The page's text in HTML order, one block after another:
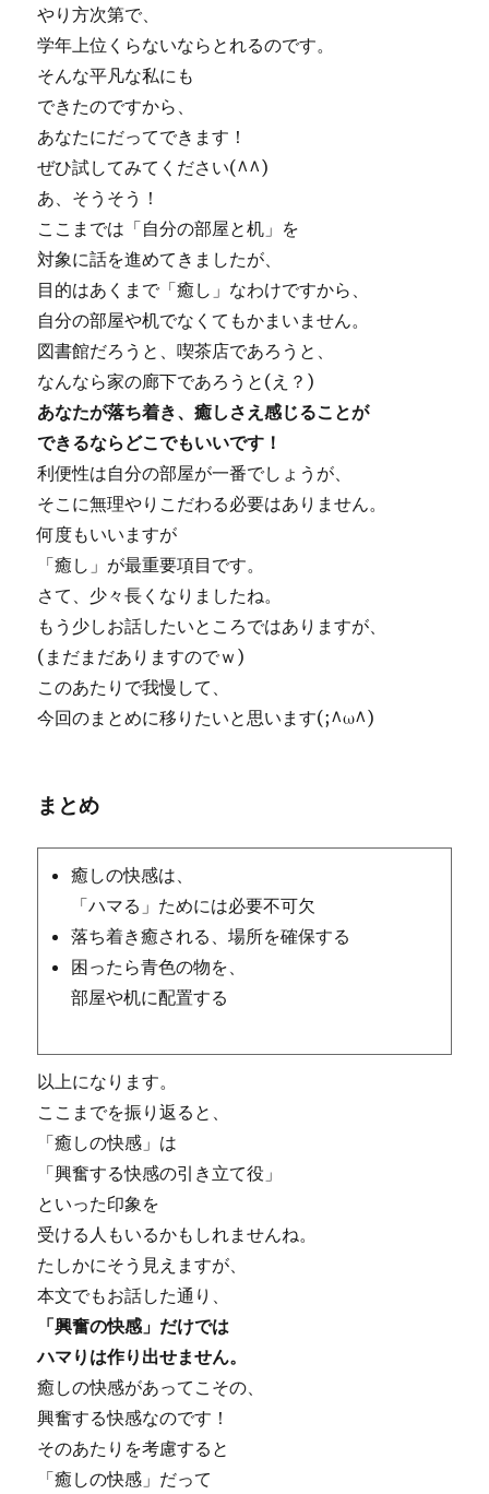
やり方次第で、
学年上位くらないならとれるのです。
そんな平凡な私にも
できたのですから、
あなたにだってできます！
ぜひ試してみてください(^^)
あ、そうそう！
ここまでは「自分の部屋と机」を
対象に話を進めてきましたが、
目的はあくまで「癒し」なわけですから、
自分の部屋や机でなくてもかまいません。
図書館だろうと、喫茶店であろうと、
なんなら家の廊下であろうと(え？)
あなたが落ち着き、癒しさえ感じることが
できるならどこでもいいです！
利便性は自分の部屋が一番でしょうが、
そこに無理やりこだわる必要はありません。
何度もいいますが
「癒し」が最重要項目です。
さて、少々長くなりましたね。
もう少しお話したいところではありますが、
(まだまだありますのでｗ)
このあたりで我慢して、
今回のまとめに移りたいと思います(;^ω^)
まとめ
癒しの快感は、
「ハマる」ためには必要不可欠
落ち着き癒される、場所を確保する
困ったら青色の物を、
部屋や机に配置する
以上になります。
ここまでを振り返ると、
「癒しの快感」は
「興奮する快感の引き立て役」
といった印象を
受ける人もいるかもしれませんね。
たしかにそう見えますが、
本文でもお話した通り、
「興奮の快感」だけでは
ハマりは作り出せません。
癒しの快感があってこその、
興奮する快感なのです！
そのあたりを考慮すると
「癒しの快感」だって